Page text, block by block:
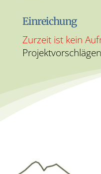
Einreichung
Zurzeit ist kein